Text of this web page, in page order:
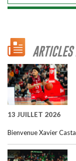
ARTICLES
13 JUILLET 2026
Bienvenue Xavier